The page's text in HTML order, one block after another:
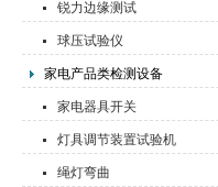
锐力边缘测试
球压试验仪
家电产品类检测设备
家电器具开关
灯具调节装置试验机
绳灯弯曲